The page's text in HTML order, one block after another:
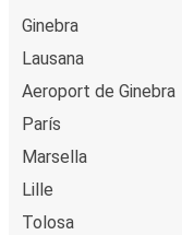
Ginebra
Lausana
Aeroport de Ginebra
París
Marsella
Lille
Tolosa